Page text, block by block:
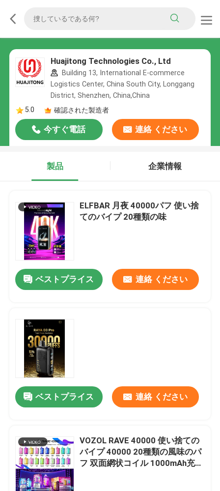
Huajitong Technologies Co., Ltd
Building 13, International E-commerce
Logistics Center, China South City, Longgang
District, Shenzhen, China,China
5.0
確認された製造者
今すぐ電話 連絡 ください
製品 企業情報
ELFBAR 月夜 40000パフ 使い捨
てのバイプ 20種類の味
ベストプライス 連絡 ください
ベストプライス 連絡 ください
VOZOL RAVE 40000 使い捨ての
バイプ 40000 20種類の風味のパ
フ 双面網状コイル 1000mAh充電